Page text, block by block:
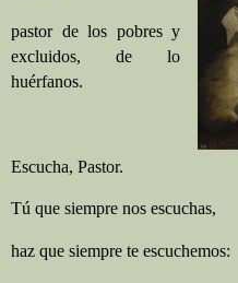
pastor de los pobres y
excluidos, de lo
huérfanos.
Escucha, Pastor.
Tú que siempre nos escuchas,
haz que siempre te escuchemos: